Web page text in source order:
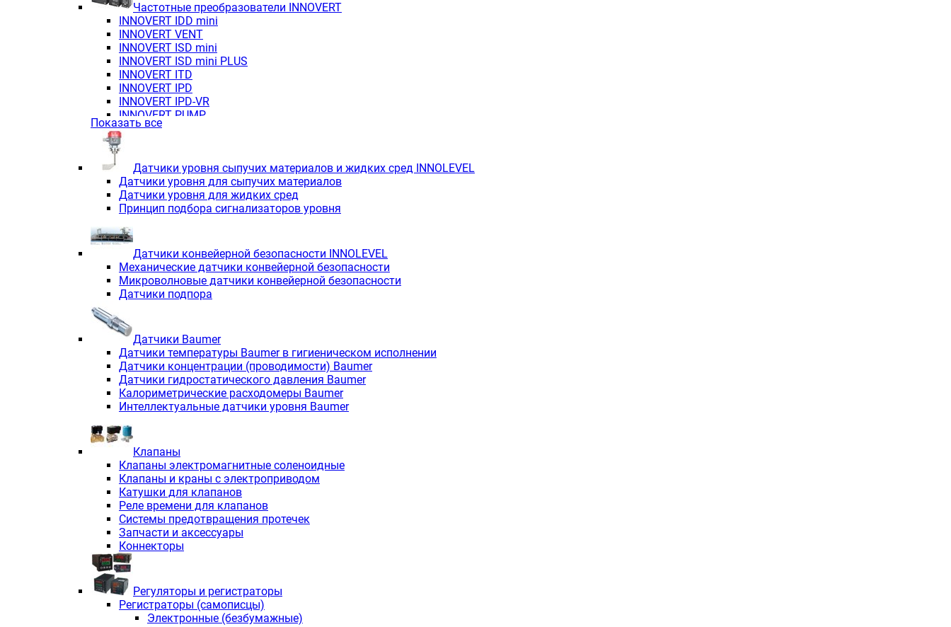
Частотные преобразователи INNOVERT
INNOVERT IDD mini
INNOVERT VENT
INNOVERT ISD mini
INNOVERT ISD mini PLUS
INNOVERT ITD
INNOVERT IРD
INNOVERT IРD-VR
INNOVERT PUMP
Показать все
Датчики уровня сыпучих материалов и жидких сред INNOLEVEL
Датчики уровня для сыпучих материалов
Датчики уровня для жидких сред
Принцип подбора сигнализаторов уровня
Датчики конвейерной безопасности INNOLEVEL
Механические датчики конвейерной безопасности
Микроволновые датчики конвейерной безопасности
Датчики подпора
Датчики Baumer
Датчики температуры Baumer в гигиеническом исполнении
Датчики концентрации (проводимости) Baumer
Датчики гидростатического давления Baumer
Калориметрические расходомеры Baumer
Интеллектуальные датчики уровня Baumer
Клапаны
Клапаны электромагнитные соленоидные
Клапаны и краны с электроприводом
Катушки для клапанов
Реле времени для клапанов
Системы предотвращения протечек
Запчасти и аксессуары
Коннекторы
Регуляторы и регистраторы
Регистраторы (самописцы)
Электронные (безбумажные)